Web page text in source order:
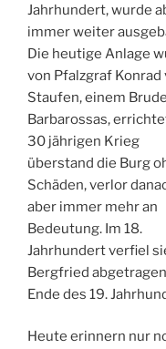
Jahrhundert, wurde
immer weiter
Die heutige Anlage
von Pfalzgraf Konrad
Staufen, einem
Barbarossas,
30 jährigen Krieg
überstand die Burg
Schäden, verlor
aber immer mehr an
Bedeutung. Im 18.
Jahrhundert verfiel
Bergfried
Ende des 19.
Heute erinnern nur